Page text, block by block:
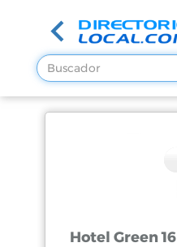
Hotel Green 16